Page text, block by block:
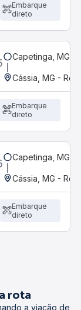
Embarque
direto
Capetinga, MG
Cássia, MG -
Embarque
direto
Capetinga, MG
Cássia, MG -
Embarque
direto
rota
a viação de